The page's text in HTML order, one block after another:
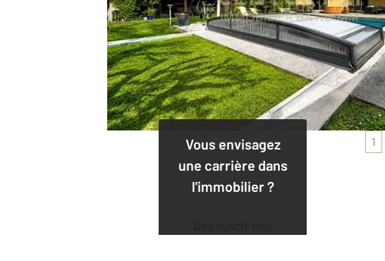
Vous envisagez
une carrière dans
l'immobilier ?
1